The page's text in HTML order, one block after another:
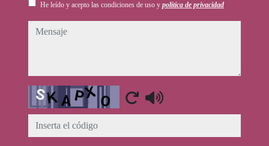
He leído y acepto las condiciones de uso y política de privacidad
mensaje
Captcha